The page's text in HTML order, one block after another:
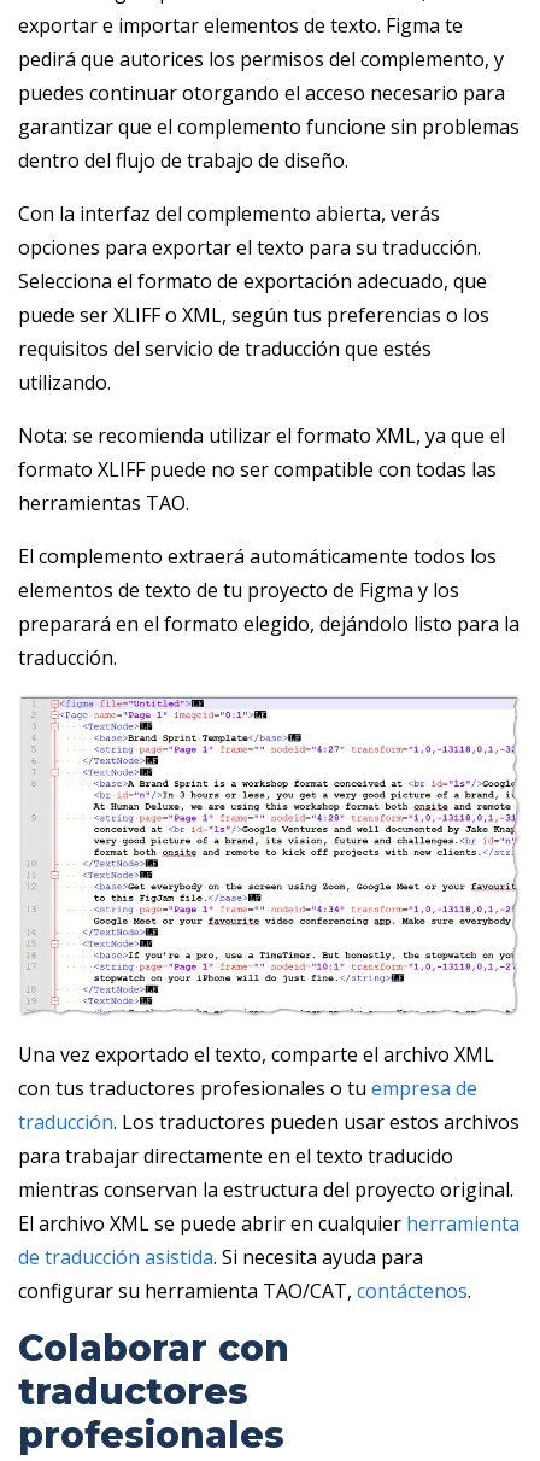
exportar e importar elementos de texto. Figma te
pedirá que autorices los permisos del complemento, y
puedes continuar otorgando el acceso necesario para
garantizar que el complemento funcione sin problemas
dentro del flujo de trabajo de diseño.
Con la interfaz del complemento abierta, verás
opciones para exportar el texto para su traducción.
Selecciona el formato de exportación adecuado, que
puede ser XLIFF o XML, según tus preferencias o los
requisitos del servicio de traducción que estés
utilizando.
Nota: se recomienda utilizar el formato XML, ya que el
formato XLIFF puede no ser compatible con todas las
herramientas TAO.
El complemento extraerá automáticamente todos los
elementos de texto de tu proyecto de Figma y los
preparará en el formato elegido, dejándolo listo para la
traducción.
Una vez exportado el texto, comparte el archivo XML
con tus traductores profesionales o tu empresa de
traducción. Los traductores pueden usar estos archivos
para trabajar directamente en el texto traducido
mientras conservan la estructura del proyecto original.
El archivo XML se puede abrir en cualquier herramienta
de traducción asistida. Si necesita ayuda para
configurar su herramienta TAO/CAT, contáctenos.
Colaborar con
traductores
profesionales